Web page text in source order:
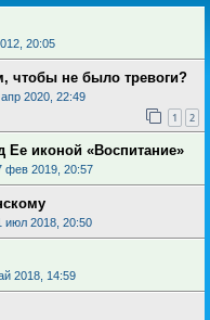
20:05
чтобы не было тревоги?
2020, 22:49
1 2
иконой «Воспитание»
фев 2019, 20:57
июл 2018, 20:50
2018, 14:59